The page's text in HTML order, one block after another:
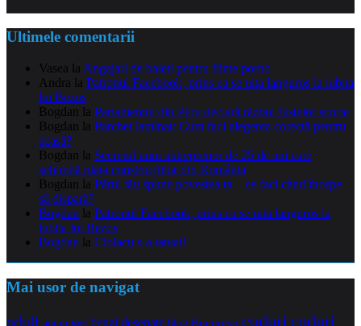
Ultimele comentarii
Vasea la Angajari de baieti pentru filme porno
Andra la Patronul Facebook, prins ca se uita languros la iubita
lui Bezos
Bogdan la Parlamentul din Peru declară război fustelor scurte
Bogdan la Parchet laminat: Cum faci alegerea corectă pentru
acasă?
Bogdan la Secretul unui antreprenor de 25 de ani care
schimbă piața construcțiilor din România
Bogdan la Părul tău spune povestea ta – ce faci când începe
să dispară?
Bogdan la Patronul Facebook, prins ca se uita languros la
iubita lui Bezos
Bogdan la Ciolacu s-a tatuat!
Mai usor de navigat
adult audio blog Bucuresti coduricoduri